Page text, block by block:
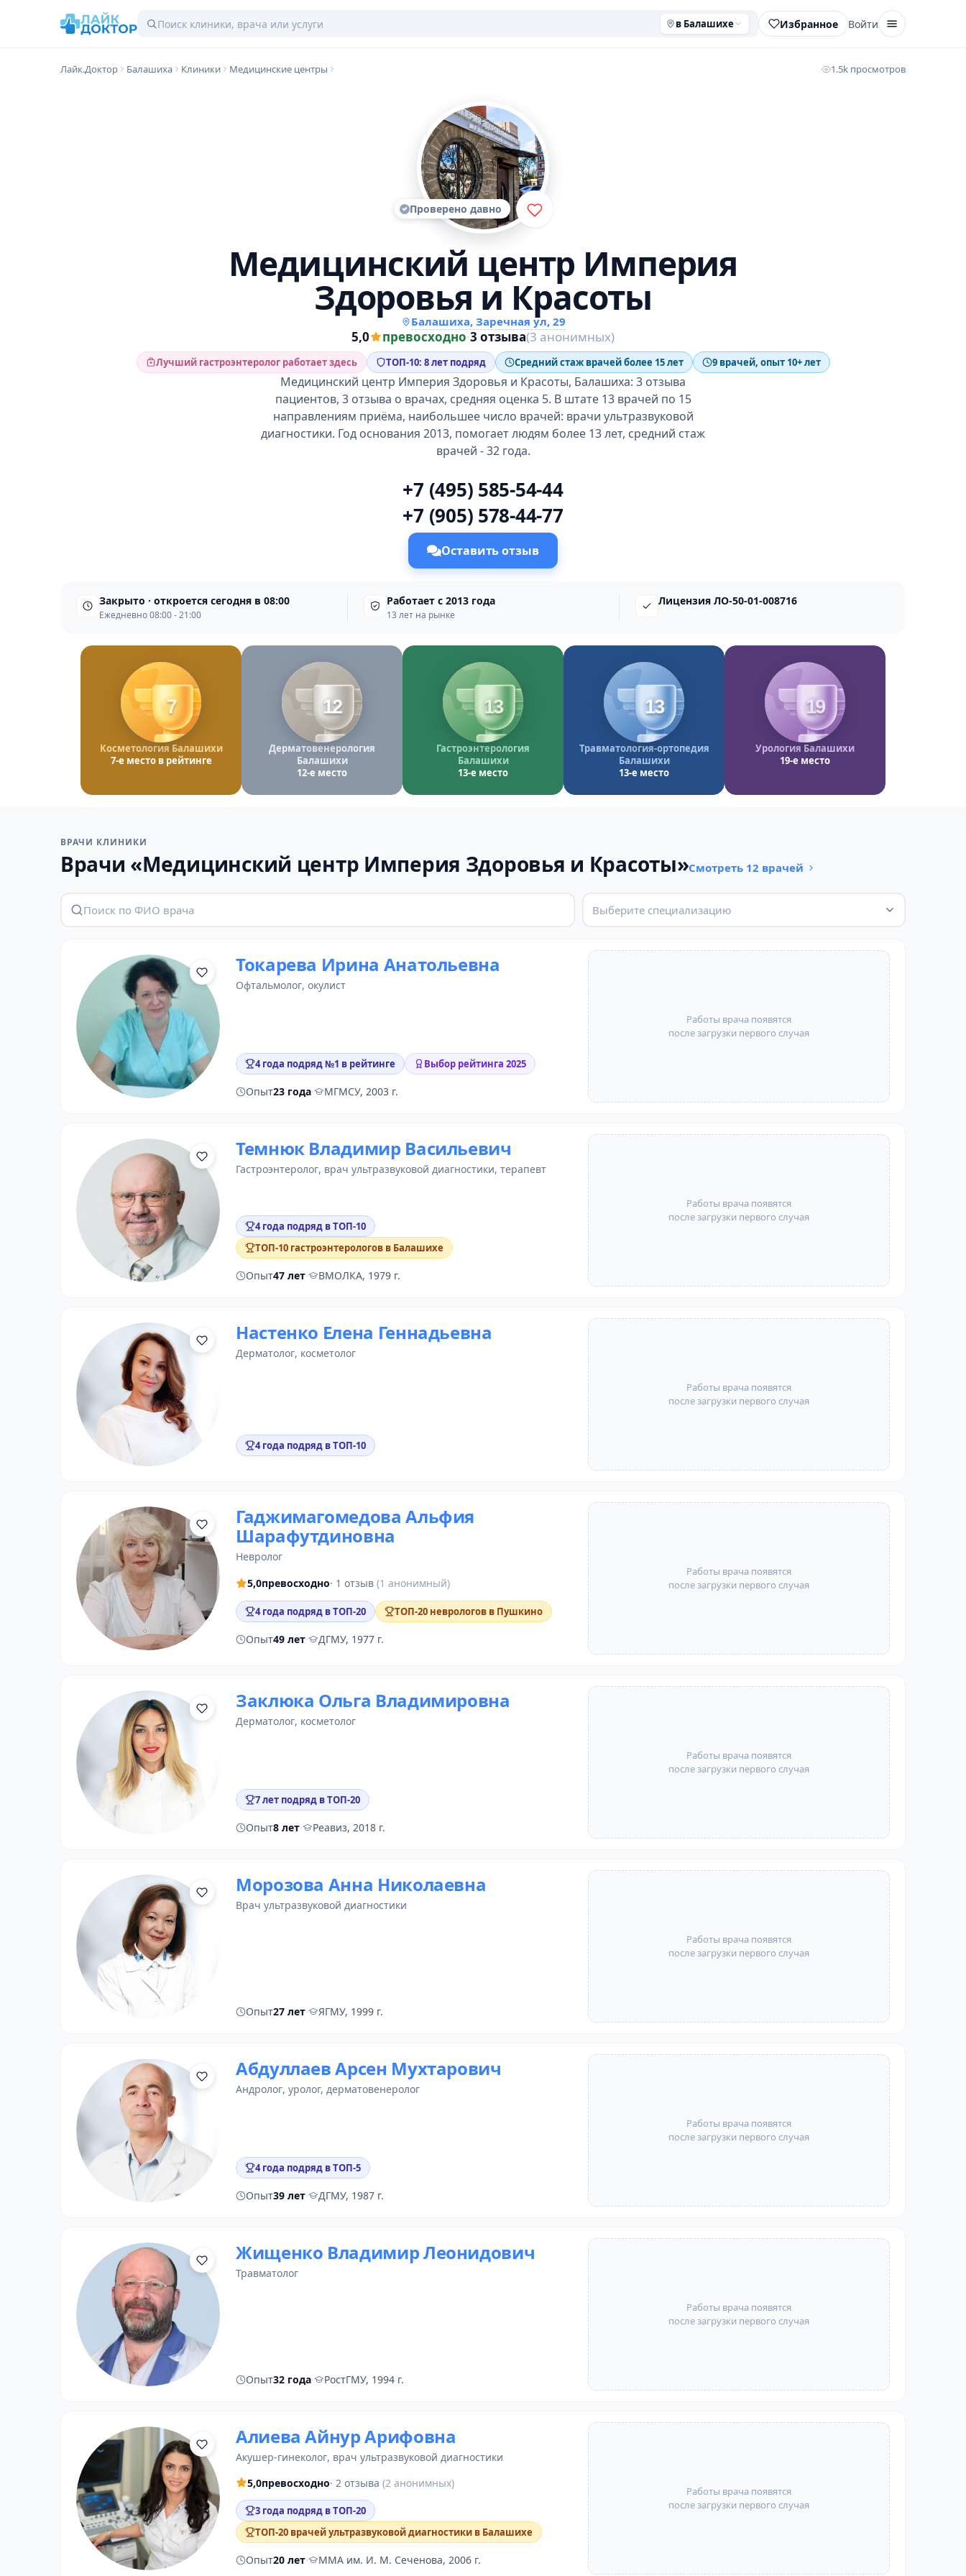
в Балашихе Избранное Войти
Лайк.Доктор Балашиха Клиники Медицинские центры 1.5k просмотров
Проверено давно
Медицинский центр Империя
Здоровья и Красоты
Балашиха, Заречная ул, 29
5,0 превосходно·3 отзыва(3 анонимных)
Лучший гастроэнтеролог работает здесь ТОП-10: 8 лет подряд Средний стаж врачей более 15 лет 9 врачей, опыт 10+ лет
Медицинский центр Империя Здоровья и Красоты, Балашиха: 3 отзыва
пациентов, 3 отзыва о врачах, средняя оценка 5. В штате 13 врачей по 15
направлениям приёма, наибольшее число врачей: врачи ультразвуковой
диагностики. Год основания 2013, помогает людям более 13 лет, средний стаж
врачей - 32 года.
+7 (495) 585-54-44
+7 (905) 578-44-77
Оставить отзыв
Закрыто · откроется сегодня в 08:00
Ежедневно 08:00 - 21:00
Работает с 2013 года
13 лет на рынке
Лицензия ЛО-50-01-008716
7
Косметология Балашихи
7-е место в рейтинге
12
Дерматовенерология
Балашихи
12-е место
13
Гастроэнтерология
Балашихи
13-е место
13
Травматология-ортопедия
Балашихи
13-е место
19
Урология Балашихи
19-е место
ВРАЧИ КЛИНИКИ
Врачи «Медицинский центр Империя Здоровья и Красоты»Смотреть 12 врачей
Выберите специализацию
Токарева Ирина Анатольевна
офтальмолог, окулист
4 года подряд №1 в рейтинге Выбор рейтинга 2025
Опыт23 года· МГМСУ, 2003 г.
Работы врача появятся
после загрузки первого случая
Темнюк Владимир Васильевич
гастроэнтеролог, врач ультразвуковой диагностики, терапевт
4 года подряд в ТОП-10
ТОП-10 гастроэнтерологов в Балашихе
Опыт47 лет· ВМОЛКА, 1979 г.
Работы врача появятся
после загрузки первого случая
Настенко Елена Геннадьевна
дерматолог, косметолог
4 года подряд в ТОП-10
Работы врача появятся
после загрузки первого случая
Гаджимагомедова Альфия
Шарафутдиновна
невролог
5,0превосходно· 1 отзыв (1 анонимный)
4 года подряд в ТОП-20 ТОП-20 неврологов в Пушкино
Опыт49 лет· ДГМУ, 1977 г.
Работы врача появятся
после загрузки первого случая
Заклюка Ольга Владимировна
дерматолог, косметолог
7 лет подряд в ТОП-20
Опыт8 лет· Реавиз, 2018 г.
Работы врача появятся
после загрузки первого случая
Морозова Анна Николаевна
врач ультразвуковой диагностики
Опыт27 лет· ЯГМУ, 1999 г.
Работы врача появятся
после загрузки первого случая
Абдуллаев Арсен Мухтарович
андролог, уролог, дерматовенеролог
4 года подряд в ТОП-5
Опыт39 лет· ДГМУ, 1987 г.
Работы врача появятся
после загрузки первого случая
Жищенко Владимир Леонидович
травматолог
Опыт32 года· РостГМУ, 1994 г.
Работы врача появятся
после загрузки первого случая
Алиева Айнур Арифовна
акушер-гинеколог, врач ультразвуковой диагностики
5,0превосходно· 2 отзыва (2 анонимных)
3 года подряд в ТОП-20
ТОП-20 врачей ультразвуковой диагностики в Балашихе
Опыт20 лет· ММА им. И. М. Сеченова, 2006 г.
Работы врача появятся
после загрузки первого случая